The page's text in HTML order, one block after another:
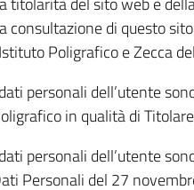
consultazione di questo
Poligrafico e Zecca
personali dell’utente
in qualità di
personali dell’utente
Personali del 27